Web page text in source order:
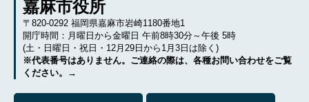
嘉麻市役所
〒820-0292 福岡県嘉麻市岩崎1180番地1
開庁時間：月曜日から金曜日 午前8時30分～午後 5時
(土・日曜日・祝日・12月29日から1月3日は除く)
※代表番号はありません。ご連絡の際は、各種お問い合わせをご覧
ください。→